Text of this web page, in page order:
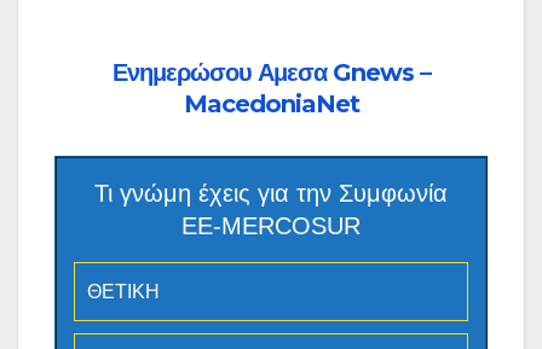
Ενημερώσου Αμεσα Gnews –
MacedoniaNet
Τι γνώμη έχεις για την Συμφωνία
ΕΕ-MERCOSUR
ΘΕΤΙΚΗ